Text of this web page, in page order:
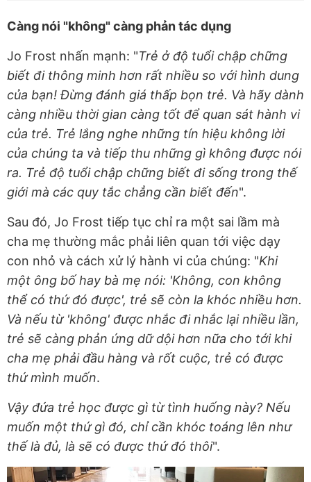
Càng nói "không" càng phản tác dụng
Jo Frost nhấn mạnh: "Trẻ ở độ tuổi chập chững
biết đi thông minh hơn rất nhiều so với hình dung
của bạn! Đừng đánh giá thấp bọn trẻ. Và hãy dành
càng nhiều thời gian càng tốt để quan sát hành vi
của trẻ. Trẻ lắng nghe những tín hiệu không lời
của chúng ta và tiếp thu những gì không được nói
ra. Trẻ độ tuổi chập chững biết đi sống trong thế
giới mà các quy tắc chẳng cần biết đến".
Sau đó, Jo Frost tiếp tục chỉ ra một sai lầm mà
cha mẹ thường mắc phải liên quan tới việc dạy
con nhỏ và cách xử lý hành vi của chúng: "Khi
một ông bố hay bà mẹ nói: 'Không, con không
thể có thứ đó được', trẻ sẽ còn la khóc nhiều hơn.
Và nếu từ 'không' được nhắc đi nhắc lại nhiều lần,
trẻ sẽ càng phản ứng dữ dội hơn nữa cho tới khi
cha mẹ phải đầu hàng và rốt cuộc, trẻ có được
thứ mình muốn.
Vậy đứa trẻ học được gì từ tình huống này? Nếu
muốn một thứ gì đó, chỉ cần khóc toáng lên như
thế là đủ, là sẽ có được thứ đó thôi".